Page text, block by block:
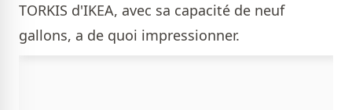
TORKIS d'IKEA, avec sa capacité de neuf
gallons, a de quoi impressionner.